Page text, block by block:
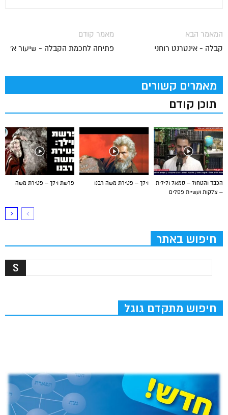
מאמר קודם
פתיחה לחכמת הקבלה - שיעור א'
המאמר הבא
קבלה - אינטרנט רוחני
מאמרים קשורים
תוכן קודם
פרשת וילך – פטירת משה וילך – פטירת משה רבנו
הכבד והטחול – סמאל ולילית
– צלקות ועשיית פסלים
חיפוש באתר
חיפוש מתקדם גוגל